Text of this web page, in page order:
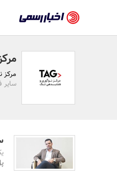
روابط
مرکز
سایر